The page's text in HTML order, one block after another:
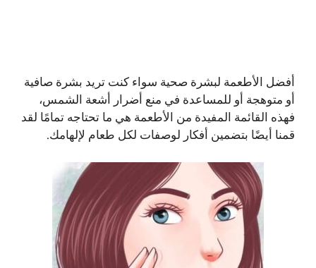
أفضل الأطعمة لبشرة صحية سواء كنت تريد بشرة صافية
أو متوهجة أو للمساعدة في منع أضرار أشعة الشمس،
فهذه القائمة المفيدة من الأطعمة هي ما تحتاجه تمامًا لقد
قمنا أيضًا بتضمين أفكار لوصفات لكل طعام لإلهامك.